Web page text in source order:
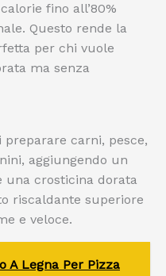
fino all’80%
Questo rende la
per chi vuole
ma senza
carni, pesce,
aggiungendo un
una crosticina dorata
riscaldante superiore
e veloce.
A Legna Per Pizza